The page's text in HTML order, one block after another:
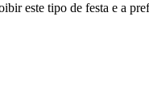
este tipo de festa e a